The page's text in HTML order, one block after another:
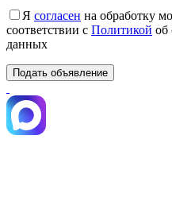
Я согласен на обработку
соответствии с Политикой об
данных